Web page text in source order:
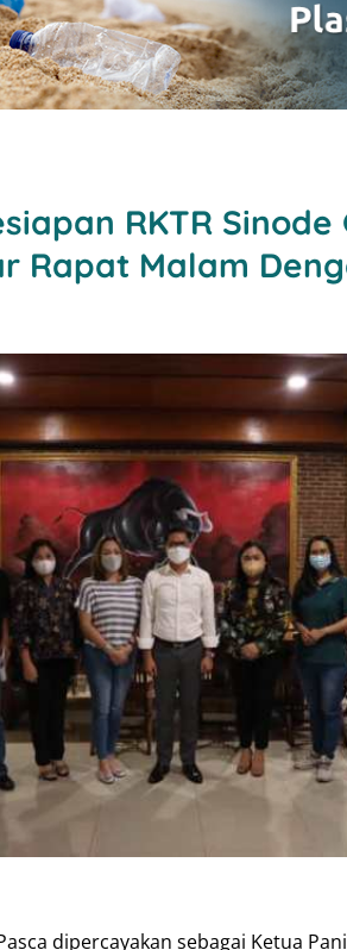
RKTR Sinode
Rapat Malam
dipercayakan sebagai Ketua